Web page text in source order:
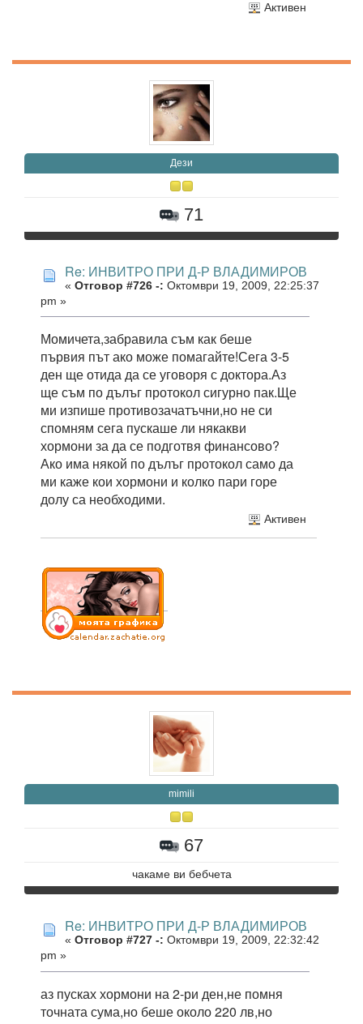
Активен
Дези
71
Re: ИНВИТРО ПРИ Д-Р ВЛАДИМИРОВ
« Отговор #726 -: Октомври 19, 2009, 22:25:37
pm »
Момичета,забравила съм как беше
първия път ако може помагайте!Сега 3-5
ден ще отида да се уговоря с доктора.Аз
ще съм по дълъг протокол сигурно пак.Ще
ми изпише противозачатъчни,но не си
спомням сега пускаше ли някакви
хормони за да се подготвя финансово?
Ако има някой по дълъг протокол само да
ми каже кои хормони и колко пари горе
долу са необходими.
Активен
mimili
67
чакаме ви бебчета
Re: ИНВИТРО ПРИ Д-Р ВЛАДИМИРОВ
« Отговор #727 -: Октомври 19, 2009, 22:32:42
pm »
аз пусках хормони на 2-ри ден,не помня
точната сума,но беше около 220 лв,но